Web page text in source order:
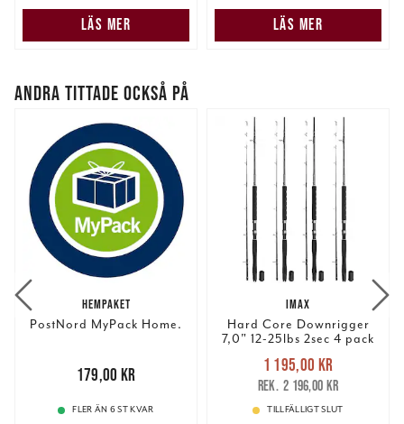
samlat in när du har använt deras tjänster.
LÄS MER LÄS MER
ANDRA TITTADE OCKSÅ PÅ
HEMPAKET
PostNord MyPack Home.
179,00 kr
179,00 kr
FLER ÄN 6 ST KVAR
IMAX
Hard Core Downrigger
7,0" 12-25lbs 2sec 4 pack
Nuvarande pris
1 195,00 krTidigare pris
2 196,00 kr
1 195,00 kr
2 196,00 kr
TILLFÄLLIGT SLUT